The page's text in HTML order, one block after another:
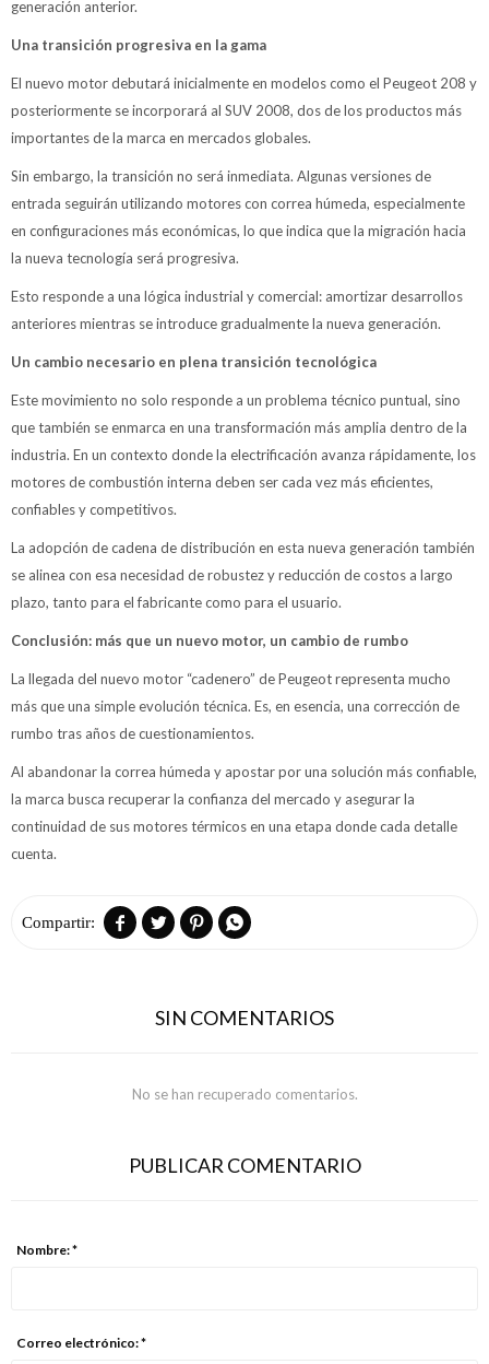
generación anterior.
Una transición progresiva en la gama
El nuevo motor debutará inicialmente en modelos como el Peugeot 208 y
posteriormente se incorporará al SUV 2008, dos de los productos más
importantes de la marca en mercados globales.
Sin embargo, la transición no será inmediata. Algunas versiones de
entrada seguirán utilizando motores con correa húmeda, especialmente
en configuraciones más económicas, lo que indica que la migración hacia
la nueva tecnología será progresiva.
Esto responde a una lógica industrial y comercial: amortizar desarrollos
anteriores mientras se introduce gradualmente la nueva generación.
Un cambio necesario en plena transición tecnológica
Este movimiento no solo responde a un problema técnico puntual, sino
que también se enmarca en una transformación más amplia dentro de la
industria. En un contexto donde la electrificación avanza rápidamente, los
motores de combustión interna deben ser cada vez más eficientes,
confiables y competitivos.
La adopción de cadena de distribución en esta nueva generación también
se alinea con esa necesidad de robustez y reducción de costos a largo
plazo, tanto para el fabricante como para el usuario.
Conclusión: más que un nuevo motor, un cambio de rumbo
La llegada del nuevo motor “cadenero” de Peugeot representa mucho
más que una simple evolución técnica. Es, en esencia, una corrección de
rumbo tras años de cuestionamientos.
Al abandonar la correa húmeda y apostar por una solución más confiable,
la marca busca recuperar la confianza del mercado y asegurar la
continuidad de sus motores térmicos en una etapa donde cada detalle
cuenta.
   
SIN COMENTARIOS
No se han recuperado comentarios.
PUBLICAR COMENTARIO
Nombre: *
Correo electrónico: *